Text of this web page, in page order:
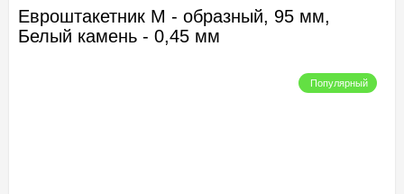
Евроштакетник М - образный, 95 мм,
Белый камень - 0,45 мм
Популярный